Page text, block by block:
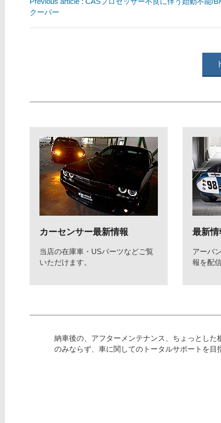
クーパー
カーセンサー最新情報
当店の在庫車・USパーツなどご覧
いただけます。
最新情
アーバ
報を配
納車後の、アフターメンテナンス、ちょっとした
のみならず、車に関してのトータルサポートを目